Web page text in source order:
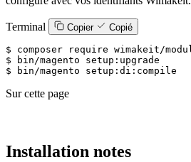
Terminal Copier Copié
$
$
$
bin/magento setup:di:compile
Sur cette page
Installation notes